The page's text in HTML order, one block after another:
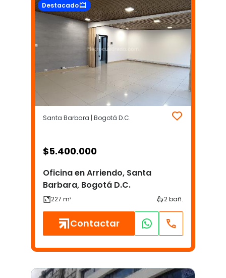
Destacado
Santa Barbara | Bogotá D.C.
$5.400.000
Oficina en Arriendo, Santa
Barbara, Bogotá D.C.
Contactar